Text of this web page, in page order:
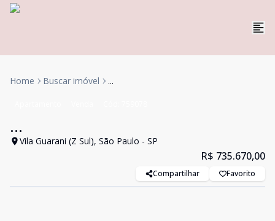
Home Buscar imóvel ...
...
Vila Guarani (Z Sul), São Paulo - SP
R$ 735.670,00
Compartilhar Favorito